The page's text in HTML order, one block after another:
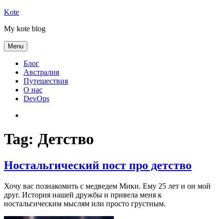
Skip
content
Kote
My kote blog
Menu
Блог
Австралия
Путешествия
О нас
DevOps
Tag: Детство
Ностальгический пост про детство
Хочу вас познакомить с медведем Мики. Ему 25 лет и он мой
друг. История нашей дружбы и привела меня к
ностальгическим мыслям или просто грустным.